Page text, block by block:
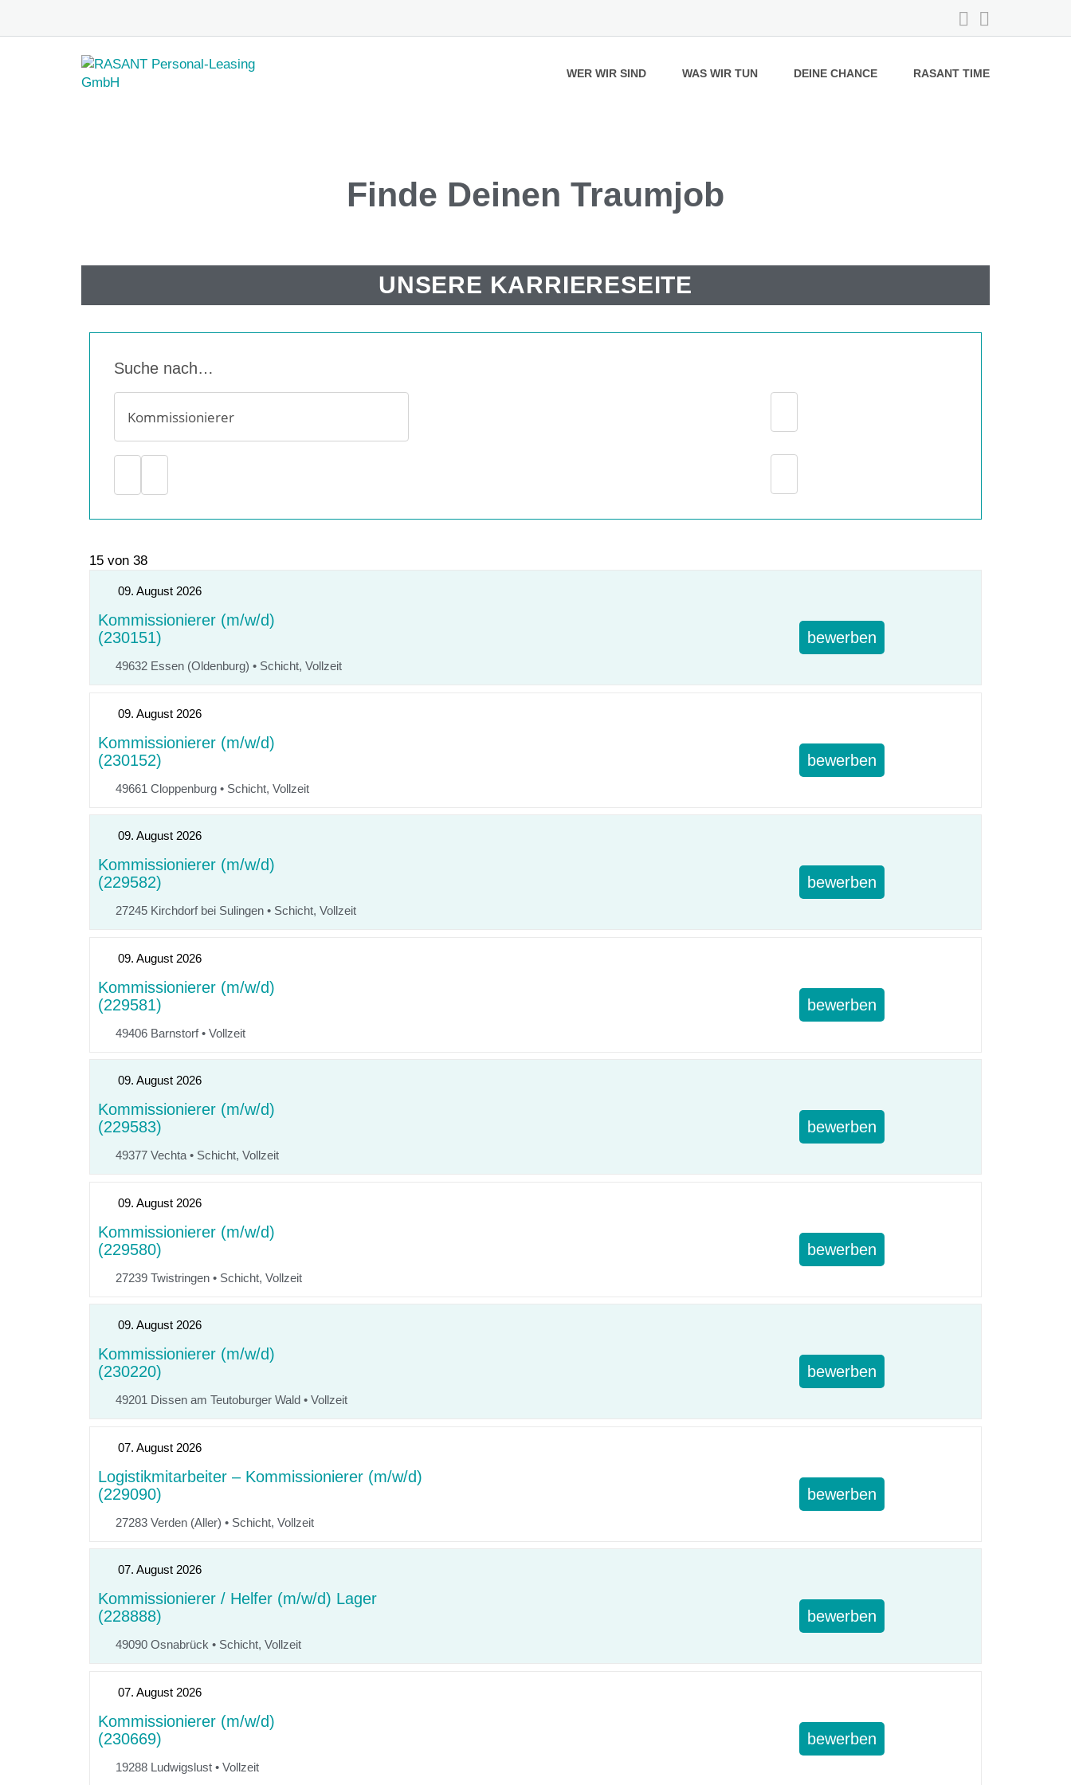
WER WIR SIND WAS WIR TUN DEINE CHANCE RASANT TIME
Finde Deinen Traumjob
UNSERE KARRIERESEITE
Suche nach…
15 von 38
09. August 2026
Kommissionierer (m/w/d)
(230151)
bewerben
49632 Essen (Oldenburg) • Schicht, Vollzeit
09. August 2026
Kommissionierer (m/w/d)
(230152)
bewerben
49661 Cloppenburg • Schicht, Vollzeit
09. August 2026
Kommissionierer (m/w/d)
(229582)
bewerben
27245 Kirchdorf bei Sulingen • Schicht, Vollzeit
09. August 2026
Kommissionierer (m/w/d)
(229581)
bewerben
49406 Barnstorf• Vollzeit
09. August 2026
Kommissionierer (m/w/d)
(229583)
bewerben
49377 Vechta • Schicht, Vollzeit
09. August 2026
Kommissionierer (m/w/d)
(229580)
bewerben
27239 Twistringen • Schicht, Vollzeit
09. August 2026
Kommissionierer (m/w/d)
(230220)
bewerben
49201 Dissen am Teutoburger Wald • Vollzeit
07. August 2026
Logistikmitarbeiter – Kommissionierer (m/w/d)
(229090)
bewerben
27283 Verden (Aller) • Schicht, Vollzeit
07. August 2026
Kommissionierer / Helfer (m/w/d) Lager
(228888)
bewerben
49090 Osnabrück • Schicht, Vollzeit
07. August 2026
Kommissionierer (m/w/d)
(230669)
bewerben
19288 Ludwigslust • Vollzeit